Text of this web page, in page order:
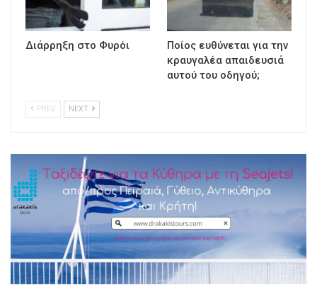
Διάρρηξη στο Φυρόι
Ποίος ευθύνεται για την
κραυγαλέα απαιδευσιά
αυτού του οδηγού;
PREV NEXT